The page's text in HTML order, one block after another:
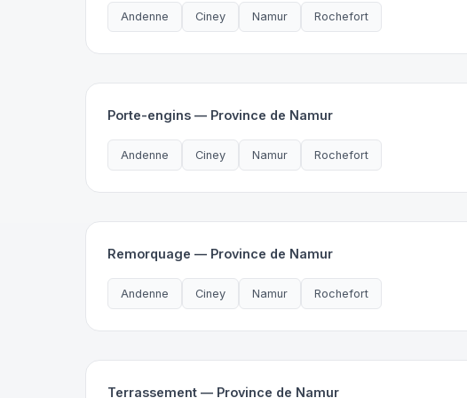
Andenne Ciney Namur Rochefort
Porte-engins — Province de Namur
Andenne Ciney Namur Rochefort
Remorquage — Province de Namur
Andenne Ciney Namur Rochefort
Terrassement — Province de Namur